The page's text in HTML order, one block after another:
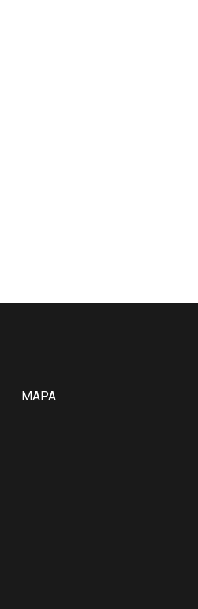
MAPA